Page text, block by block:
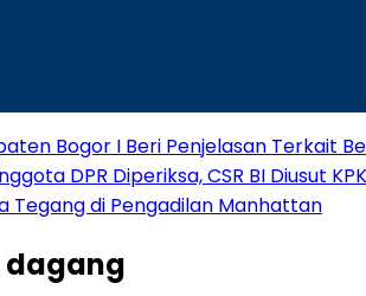
Bogor I Beri Penjelasan Terkait
DPR Diperiksa, CSR BI Diusut KPK
Tegang di Pengadilan Manhattan
dagang